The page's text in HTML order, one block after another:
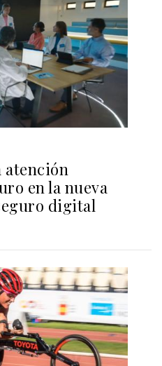
atención
en la nueva
digital